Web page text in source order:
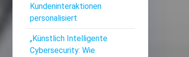
Kundeninteraktionen
personalisiert
„Künstlich Intelligente
Cybersecurity: Wie